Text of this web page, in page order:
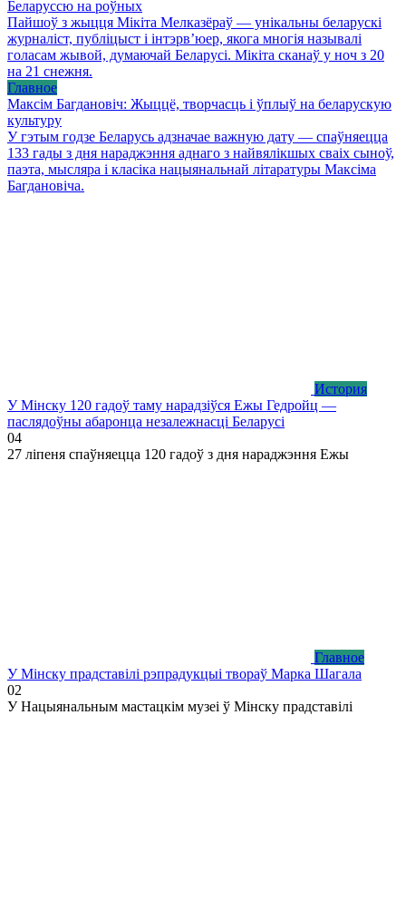
Беларуссю на роўных
Пайшоў з жыцця Мікіта Мелказёраў — унікальны беларускі
журналіст, публіцыст і інтэрв’юер, якога многія называлі
голасам жывой, думаючай Беларусі. Мікіта сканаў у ноч з 20
на 21 снежня.
Главное
Максім Багдановіч: Жыццё, творчасць і ўплыў на беларускую
культуру
У гэтым годзе Беларусь адзначае важную дату — спаўняецца
133 гады з дня нараджэння аднаго з найвялікшых сваіх сыноў,
паэта, мысляра і класіка нацыянальнай літаратуры Максіма
Багдановіча.
История
У Мінску 120 гадоў таму нарадзіўся Ежы Гедройц —
паслядоўны абаронца незалежнасці Беларусі
04
27 ліпеня спаўняецца 120 гадоў з дня нараджэння Ежы
Главное
У Мінску прадставілі рэпрадукцыі твораў Марка Шагала
02
У Нацыянальным мастацкім музеі ў Мінску прадставілі